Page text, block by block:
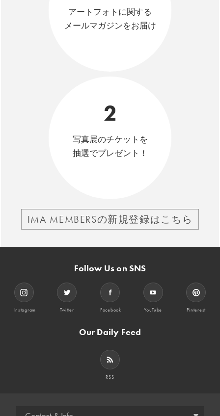
アートフォトに関する
メールマガジンをお届け
2
写真展のチケットを
抽選でプレゼント！
IMA MEMBERSの新規登録はこちら
Follow Us on SNS
Instagram Twitter Facebook YouTube Pinterest
Our Daily Feed
RSS